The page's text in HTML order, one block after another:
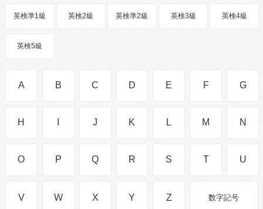
英検準1級 英検2級 英検準2級 英検3級 英検4級
英検5級
A B C D E F G
H J K L M N
O P Q R S T U
V W X Y Z 数字記号